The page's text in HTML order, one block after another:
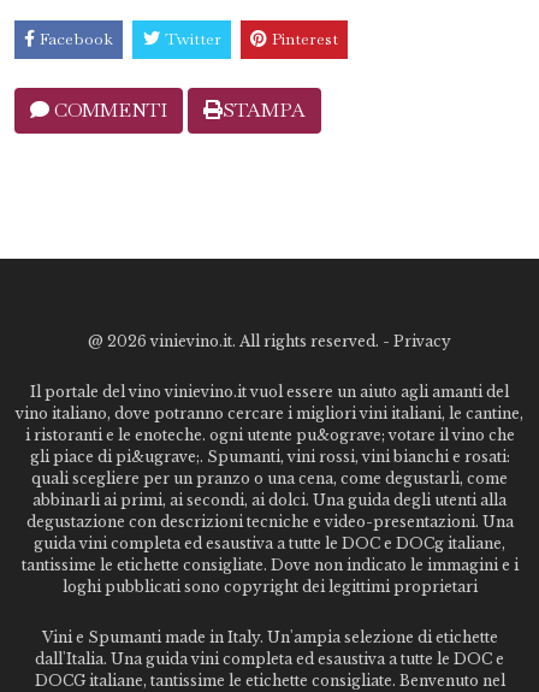
Facebook Twitter Pinterest
COMMENTI STAMPA
@ 2026 vinievino.it. All rights reserved. - Privacy
Il portale del vino vinievino.it vuol essere un aiuto agli amanti del
vino italiano, dove potranno cercare i migliori vini italiani, le cantine,
i ristoranti e le enoteche. ogni utente pu&ograve; votare il vino che
gli piace di pi&ugrave;. Spumanti, vini rossi, vini bianchi e rosati:
quali scegliere per un pranzo o una cena, come degustarli, come
abbinarli ai primi, ai secondi, ai dolci. Una guida degli utenti alla
degustazione con descrizioni tecniche e video-presentazioni. Una
guida vini completa ed esaustiva a tutte le DOC e DOCg italiane,
tantissime le etichette consigliate. Dove non indicato le immagini e i
loghi pubblicati sono copyright dei legittimi proprietari
Vini e Spumanti made in Italy. Un'ampia selezione di etichette
dall'Italia. Una guida vini completa ed esaustiva a tutte le DOC e
DOCG italiane, tantissime le etichette consigliate. Benvenuto nel